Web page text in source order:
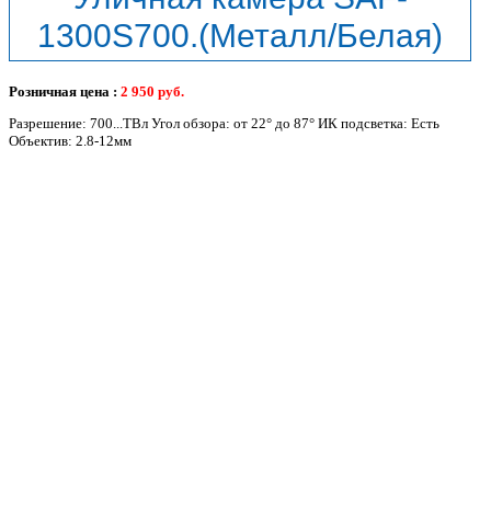
1300S700.(Металл/Белая)
Розничная цена : 2 950 руб.
Разрешение: 700...ТВл Угол обзора: от 22° до 87° ИК подсветка: Есть
Объектив: 2.8-12мм